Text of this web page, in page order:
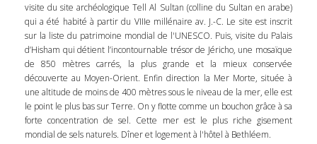
visite du site archéologique Tell Al Sultan (colline du Sultan en arabe)
qui a été habité à partir du VIIIe millénaire av. J.-C. Le site est inscrit
sur la liste du patrimoine mondial de l'UNESCO. Puis, visite du Palais
d’Hisham qui détient l’incontournable trésor de Jéricho, une mosaïque
de 850 mètres carrés, la plus grande et la mieux conservée
découverte au Moyen-Orient. Enfin direction la Mer Morte, située à
une altitude de moins de 400 mètres sous le niveau de la mer, elle est
le point le plus bas sur Terre. On y flotte comme un bouchon grâce à sa
forte concentration de sel. Cette mer est le plus riche gisement
mondial de sels naturels. Dîner et logement à l'hôtel à Bethléem.